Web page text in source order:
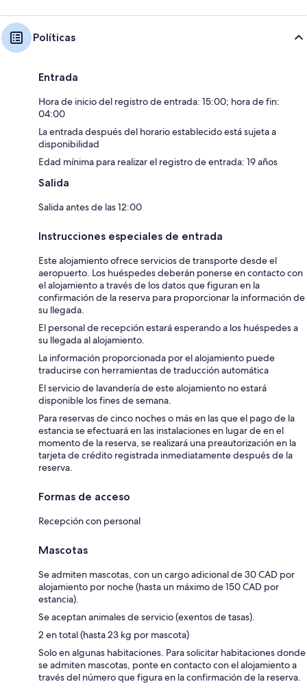
Políticas
Entrada
Hora de inicio del registro de entrada: 15:00; hora de fin:
04:00
La entrada después del horario establecido está sujeta a
disponibilidad
Edad mínima para realizar el registro de entrada: 19 años
Salida
Salida antes de las 12:00
Instrucciones especiales de entrada
Este alojamiento ofrece servicios de transporte desde el
aeropuerto. Los huéspedes deberán ponerse en contacto con
el alojamiento a través de los datos que figuran en la
confirmación de la reserva para proporcionar la información de
su llegada.
El personal de recepción estará esperando a los huéspedes a
su llegada al alojamiento.
La información proporcionada por el alojamiento puede
traducirse con herramientas de traducción automática
El servicio de lavandería de este alojamiento no estará
disponible los fines de semana.
Para reservas de cinco noches o más en las que el pago de la
estancia se efectuará en las instalaciones en lugar de en el
momento de la reserva, se realizará una preautorización en la
tarjeta de crédito registrada inmediatamente después de la
reserva.
Formas de acceso
Recepción con personal
Mascotas
Se admiten mascotas, con un cargo adicional de 30 CAD por
alojamiento por noche (hasta un máximo de 150 CAD por
estancia).
Se aceptan animales de servicio (exentos de tasas).
2 en total (hasta 23 kg por mascota)
Solo en algunas habitaciones. Para solicitar habitaciones donde
se admiten mascotas, ponte en contacto con el alojamiento a
través del número que figura en la confirmación de la reserva.